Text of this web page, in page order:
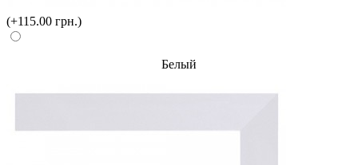
(+115.00 грн.)
Белый